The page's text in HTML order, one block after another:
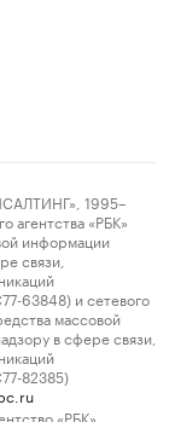
1995–
«РБК»
информации
связи,
63848) и сетевого
массовой
в сфере связи,
82385)
«РБК».